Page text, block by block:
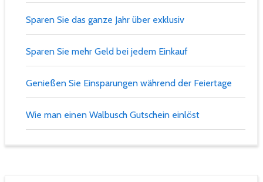
Sparen Sie das ganze Jahr über exklusiv
Sparen Sie mehr Geld bei jedem Einkauf
Genießen Sie Einsparungen während der Feiertage
Wie man einen Walbusch Gutschein einlöst